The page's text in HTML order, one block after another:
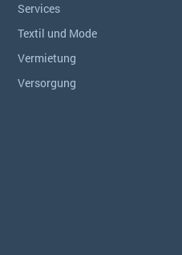
Services
Textil und Mode
Vermietung
Versorgung